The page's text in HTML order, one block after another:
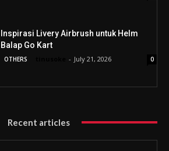
Inspirasi Livery Airbrush untuk Helm
Balap Go Kart
OTHERS - July 21, 2026 0
Recent articles